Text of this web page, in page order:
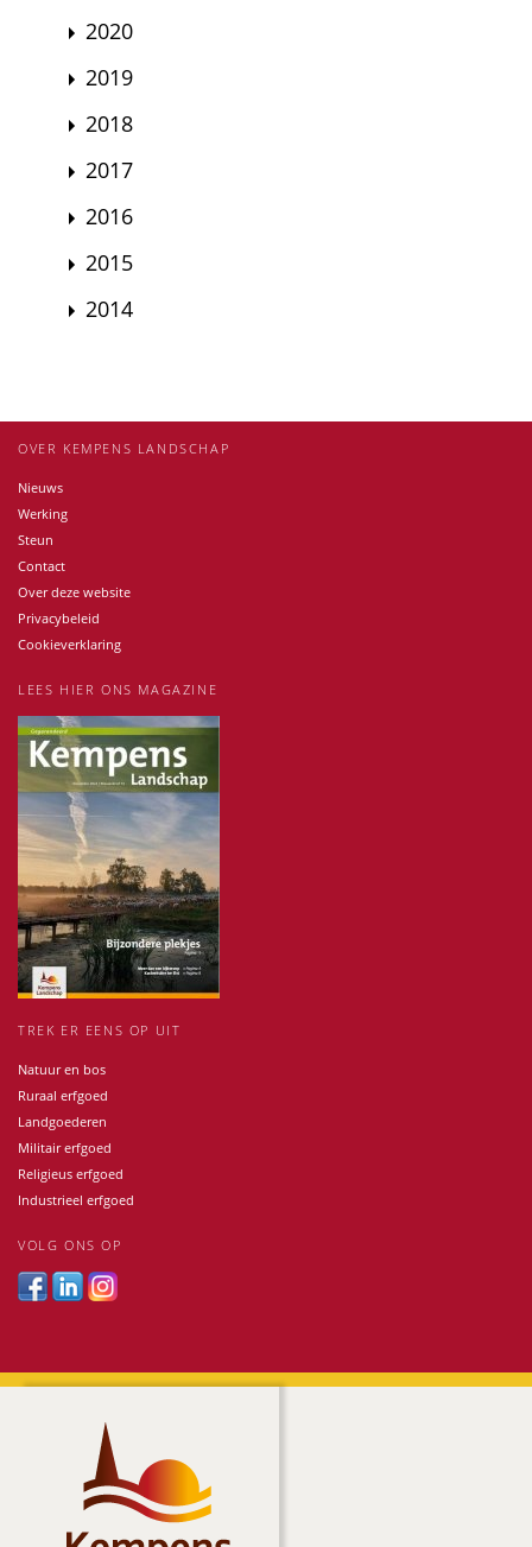
2020
2019
2018
2017
2016
2015
2014
OVER KEMPENS LANDSCHAP
Nieuws
Werking
Steun
Contact
Over deze website
Privacybeleid
Cookieverklaring
LEES HIER ONS MAGAZINE
TREK ER EENS OP UIT
Natuur en bos
Ruraal erfgoed
Landgoederen
Militair erfgoed
Religieus erfgoed
Industrieel erfgoed
VOLG ONS OP